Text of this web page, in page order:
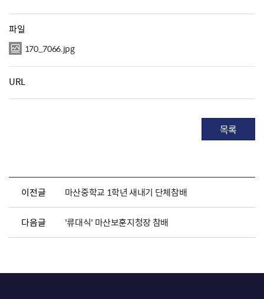
파일
170_7066.jpg
URL
목록
이전글 마산중학교 1학년 새내기 단체참배
다음글 '류대식' 마산보훈지청장 참배